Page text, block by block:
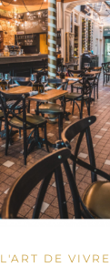
L'ART DE VIVRE